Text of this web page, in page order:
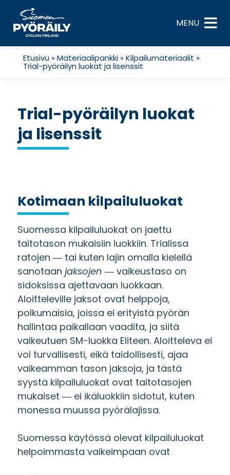
content
MENU
Etusivu»Materiaalipankki»Kilpailumateriaalit »
Trial-pyöräilyn luokat ja lisenssit
Trial-pyöräilyn luokat
ja lisenssit
Kotimaan kilpailuluokat
Suomessa kilpailuluokat on jaettu
taitotason mukaisiin luokkiin. Trialissa
ratojen ― tai kuten lajin omalla kielellä
sanotaan jaksojen ― vaikeustaso on
sidoksissa ajettavaan luokkaan.
Aloitteleville jaksot ovat helppoja,
polkumaisia, joissa ei erityistä pyörän
hallintaa paikallaan vaadita, ja siitä
vaikeutuen SM-luokka Eliteen. Aloitteleva ei
voi turvallisesti, eikä taidollisesti, ajaa
vaikeamman tason jaksoja, ja tästä
syystä kilpailuluokat ovat taitotasojen
mukaiset ― ei ikäluokkiin sidotut, kuten
monessa muussa pyörälajissa.
Suomessa käytössä olevat kilpailuluokat
helpoimmasta vaikeimpaan ovat